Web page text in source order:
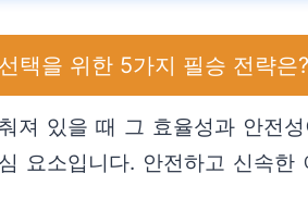
택을 위한 5가지 필승 전략은?
져 있을 때 그 효율성과 안전
요소입니다. 안전하고 신속